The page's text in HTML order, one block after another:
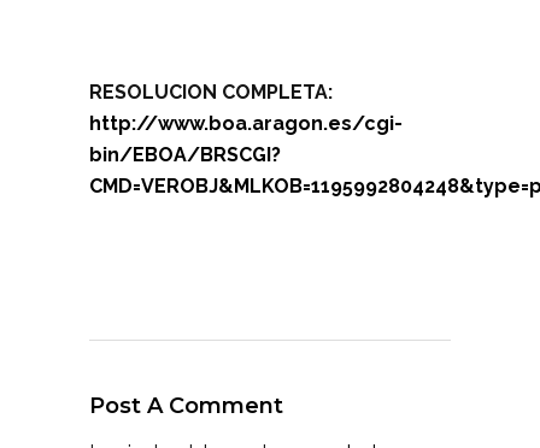
RESOLUCION COMPLETA:
http://www.boa.aragon.es/cgi-
bin/EBOA/BRSCGI?
Post A Comment